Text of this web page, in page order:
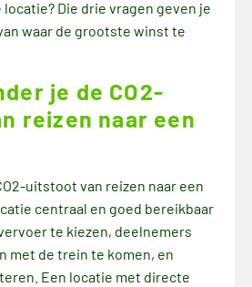
Die drie vragen geven je
waar de grootste winst te
je de CO2-
reizen naar een
uitstoot van reizen naar een
centraal en goed bereikbaar
te kiezen, deelnemers
met de trein te komen, en
Een locatie met directe